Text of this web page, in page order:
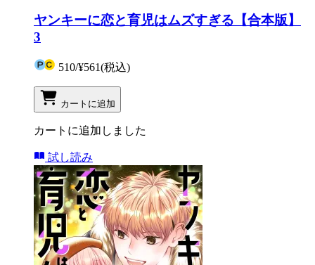
ヤンキーに恋と育児はムズすぎる【合本版】
3
510/¥561(税込)
カートに追加
カートに追加しました
試し読み